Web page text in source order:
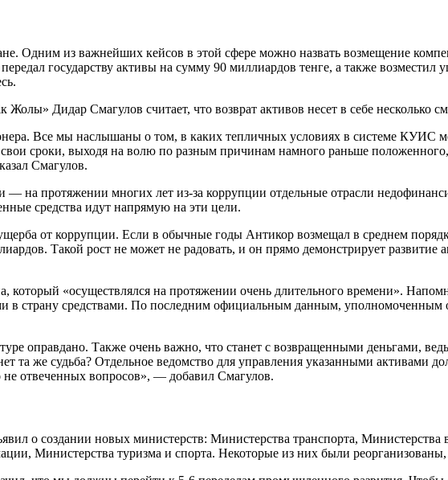
Одним из важнейших кейсов в этой сфере можно назвать возмещение
государству активы на сумму 90 миллиардов тенге, а также возместил
Дидар Смагулов считает, что возврат активов несет в себе несколько
Все мы наслышаны о том, в каких тепличных условиях в системе КУИС
сроки, выходя на волю по разным причинам намного раньше
Смагулов.
— на протяжении многих лет из-за коррупции отдельные отрасли
средства идут напрямую на эти цели.
от коррупции. Если в обычные годы Антикор возмещал в среднем
Такой рост не может не радовать, и он прямо демонстрирует
который «осуществлялся на протяжении очень длительного времени».
в страну средствами. По последним официальным данным, уполномоченным
оправдано. Также очень важно, что станет с возвращенными деньгами,
та же судьба? Отдельное ведомство для управления указанными активами
не отвеченных вопросов», — добавил Смагулов.
о создании новых министерств: Министерства транспорта,
Министерства туризма и спорта. Некоторые из них были